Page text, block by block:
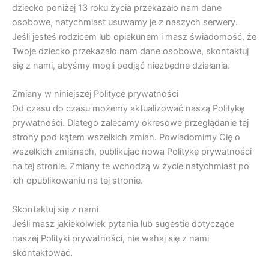
dziecko poniżej 13 roku życia przekazało nam dane
osobowe, natychmiast usuwamy je z naszych serwery.
Jeśli jesteś rodzicem lub opiekunem i masz świadomość, że
Twoje dziecko przekazało nam dane osobowe, skontaktuj
się z nami, abyśmy mogli podjąć niezbędne działania.
Zmiany w niniejszej Polityce prywatności
Od czasu do czasu możemy aktualizować naszą Politykę
prywatności. Dlatego zalecamy okresowe przeglądanie tej
strony pod kątem wszelkich zmian. Powiadomimy Cię o
wszelkich zmianach, publikując nową Politykę prywatności
na tej stronie. Zmiany te wchodzą w życie natychmiast po
ich opublikowaniu na tej stronie.
Skontaktuj się z nami
Jeśli masz jakiekolwiek pytania lub sugestie dotyczące
naszej Polityki prywatności, nie wahaj się z nami
skontaktować.